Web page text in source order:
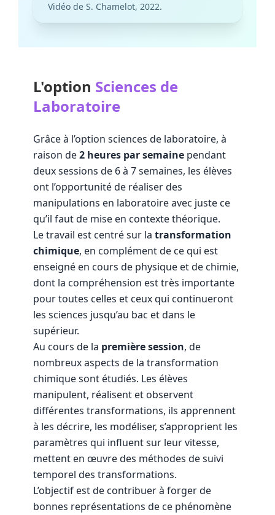
Vidéo de S. Chamelot, 2022.
L'option Sciences de
Laboratoire
Grâce à l’option sciences de laboratoire, à
raison de2 heures par semaine pendant
deux sessions de 6 à 7 semaines, les élèves
ont l’opportunité de réaliser des
manipulations en laboratoire avec juste ce
qu’il faut de mise en contexte théorique.
Le travail est centré sur la transformation
chimique, en complément de ce qui est
enseigné en cours de physique et de chimie,
dont la compréhension est très importante
pour toutes celles et ceux qui continueront
les sciences jusqu’au bac et dans le
supérieur.
Au cours de la première session, de
nombreux aspects de la transformation
chimique sont étudiés. Les élèves
manipulent, réalisent et observent
différentes transformations, ils apprennent
à les décrire, les modéliser, s’approprient les
paramètres qui influent sur leur vitesse,
mettent en œuvre des méthodes de suivi
temporel des transformations.
L’objectif est de contribuer à forger de
bonnes représentations de ce phénomène